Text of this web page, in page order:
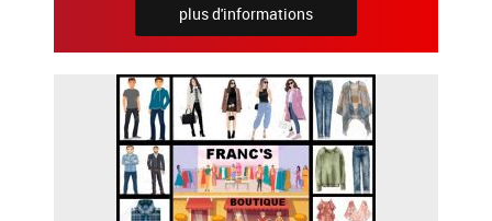
plus d'informations